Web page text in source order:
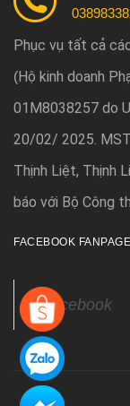
Phục vụ tất cả
(Hộ kinh doanh
01M8038257 do
20/02/ 2025.
Thịnh Liệt, Thịnh
báo với Bộ Công
FACEBOOK FANPAGE
Facebook